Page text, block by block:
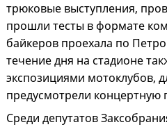
трюковые выступления,
прошли тесты в формате
байкеров проехала по
течение дня на стадионе
экспозициями мотоклубов,
предусмотрели концертную
Среди депутатов